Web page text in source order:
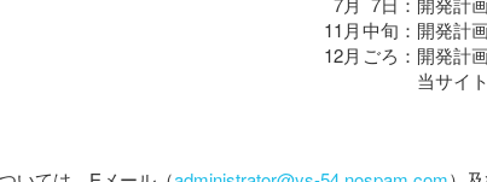
11月中旬 ： 開発計
12月 ごろ ： 開発計
当サイ